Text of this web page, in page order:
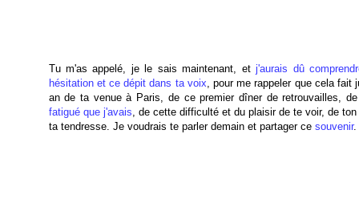
Tu m'as appelé, je le sais maintenant, etj'aurais dû
hésitation et ce dépit dans ta voix, pour me rappeler que cela fait
an de ta venue à Paris, de ce premier dîner de retrouvailles,
fatigué que j'avais, de cette difficulté et du plaisir de te voir, de ton
ta tendresse. Je voudrais te parler demain et partager ce souvenir.